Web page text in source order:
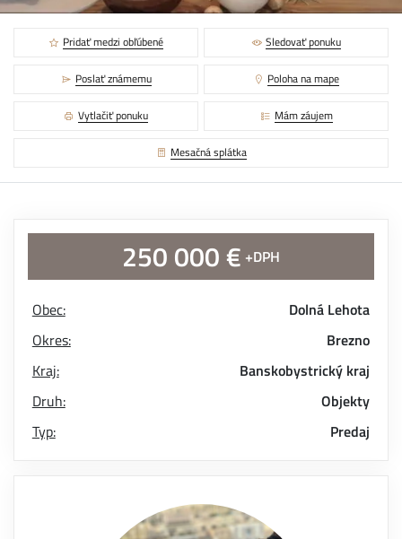
Pridať medzi obľúbené Sledovať ponuku
Poslať známemu Poloha na mape
Vytlačiť ponuku Mám záujem
Mesačná splátka
250 000 € +DPH
Obec:
Dolná Lehota
Okres:
Brezno
Kraj:
Banskobystrický kraj
Druh:
Objekty
Typ:
Predaj